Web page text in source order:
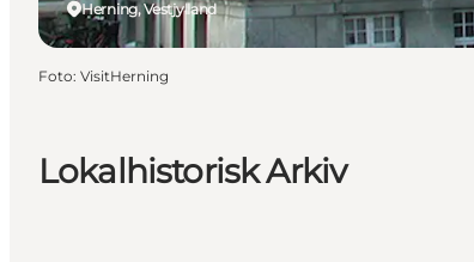
Lokalhistorisk Arkiv
Herning, Vestjylland
Foto: VisitHerning